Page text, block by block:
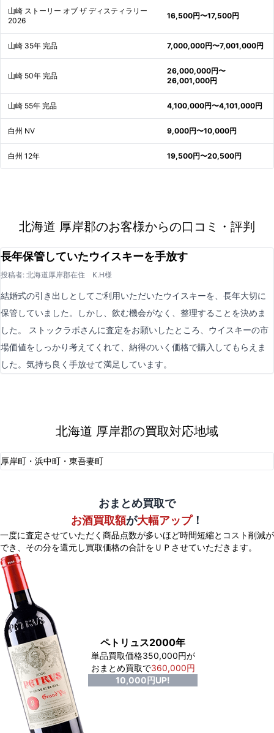
山崎 ストーリー オブ ザ ディスティラリー
2026
16,500円〜17,500円
山崎 35年 完品 7,000,000円〜7,001,000円
山崎 50年 完品
26,000,000円〜
26,001,000円
山崎 55年 完品 4,100,000円〜4,101,000円
白州 NV 9,000円〜10,000円
白州 12年 19,500円〜20,500円
北海道 厚岸郡のお客様からの口コミ・評判
長年保管していたウイスキーを手放す
投稿者: 北海道厚岸郡在住 K.H様
結婚式の引き出しとしてご利用いただいたウイスキーを、長年大切に
保管していました。しかし、飲む機会がなく、整理することを決めま
した。 ストックラボさんに査定をお願いしたところ、ウイスキーの市
場価値をしっかり考えてくれて、納得のいく価格で購入してもらえま
した。気持ち良く手放せて満足しています。
北海道 厚岸郡の買取対応地域
厚岸町・浜中町・東吾妻町
おまとめ買取で
お酒買取額が大幅アップ！
一度に査定させていただく商品点数が多いほど時間短縮とコスト削減が
でき、 その分を還元し買取価格の合計をＵＰさせていただきます。
ペトリュス2000年
単品買取価格350,000円が
おまとめ買取で360,000円
10,000円UP!